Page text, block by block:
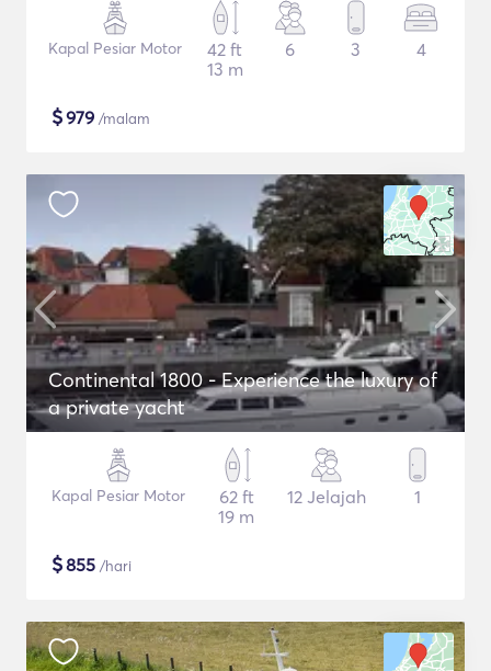
Kapal Pesiar Motor
42 ft
13 m
6 3 4
$979 /malam
Continental 1800 - Experience the luxury of
a private yacht
Kapal Pesiar Motor
62 ft
19 m
12 Jelajah 1
$855 /hari